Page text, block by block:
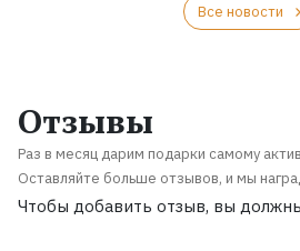
Все новости
Отзывы
Раз в месяц дарим подарки самому
Оставляйте больше отзывов, и мы
Чтобы добавить отзыв, вы